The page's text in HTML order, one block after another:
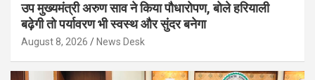
उप मुख्यमंत्री अरुण साव ने किया पौधारोपण, बोले हरियाली
बढ़ेगी तो पर्यावरण भी स्वस्थ और सुंदर बनेगा
August 8, 2026 News Desk